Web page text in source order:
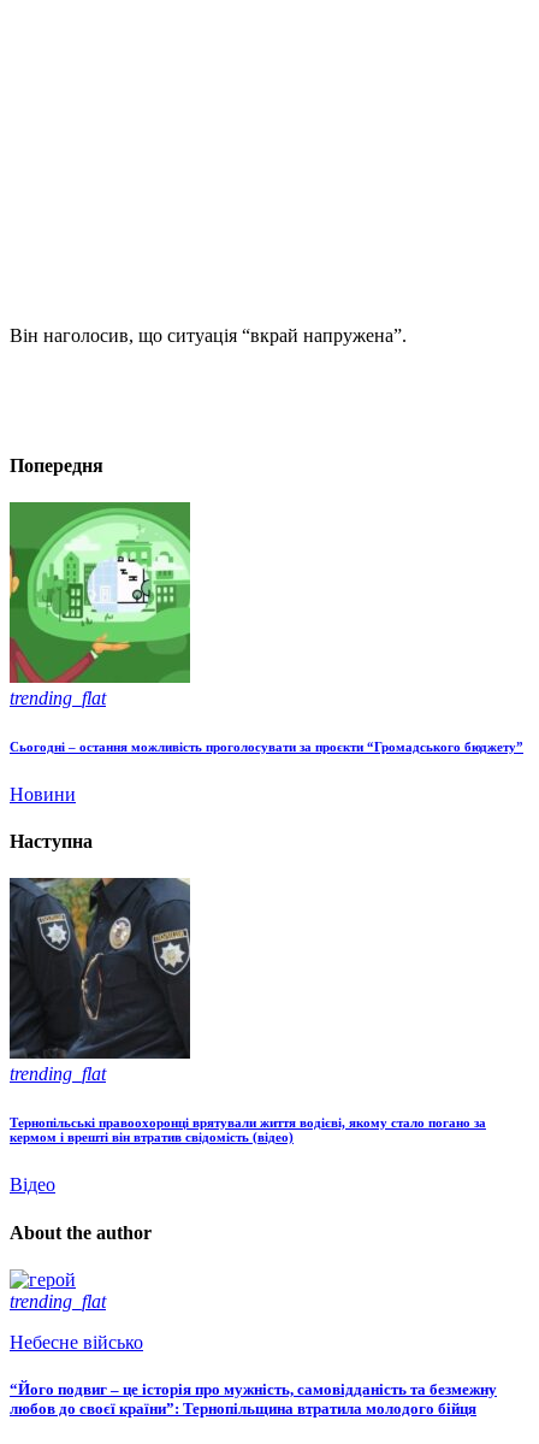
Він наголосив, що ситуація “вкрай напружена”.
Попередня
trending_flat
Сьогодні – остання можливість проголосувати за проєкти “Громадського бюджету”
Новини
Наступна
trending_flat
Тернопільські правоохоронці врятували життя водієві, якому стало погано за
кермом і врешті він втратив свідомість (відео)
Відео
About the author
trending_flat
Небесне військо
“Його подвиг – це історія про мужність, самовідданість та безмежну
любов до своєї країни”: Тернопільщина втратила молодого бійця